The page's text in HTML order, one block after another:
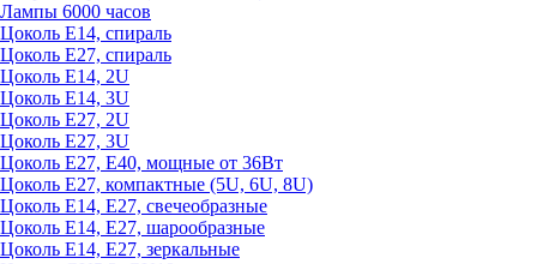
Лампы 6000 часов
Цоколь Е14, спираль
Цоколь Е27, спираль
Цоколь Е14, 2U
Цоколь Е14, 3U
Цоколь Е27, 2U
Цоколь Е27, 3U
Цоколь Е27, Е40, мощные от 36Вт
Цоколь Е27, компактные (5U, 6U, 8U)
Цоколь Е14, Е27, свечеобразные
Цоколь Е14, Е27, шарообразные
Цоколь Е14, Е27, зеркальные